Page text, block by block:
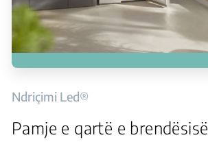
Ndriçimi Led®
Pamje e qartë e brendësisë